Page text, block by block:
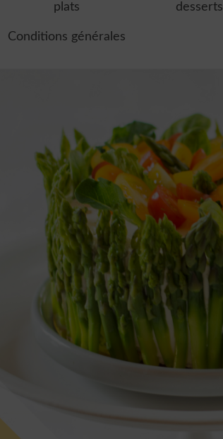
plats desserts
Conditions générales